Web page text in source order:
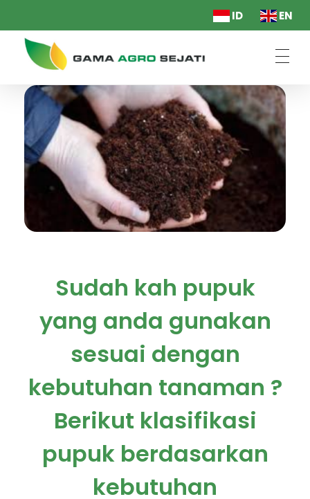
Sudah kah pupuk
yang anda gunakan
sesuai dengan
kebutuhan tanaman ?
Berikut klasifikasi
pupuk berdasarkan
kebutuhan
EN
ID